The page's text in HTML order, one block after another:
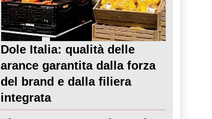
Dole Italia: qualità delle
arance garantita dalla forza
del brand e dalla filiera
integrata